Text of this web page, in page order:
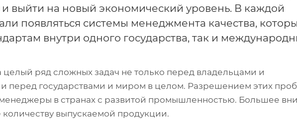
выйти на новый экономический уровень. В каждой
появляться системы менеджмента качества,
внутри одного государства, так и
целый ряд сложных задач не только перед владельцами и
перед государствами и миром в целом. Разрешением этих
в странах с развитой промышленностью. Большее
количеству выпускаемой продукции.